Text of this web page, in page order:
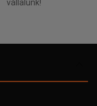
vállalunk!